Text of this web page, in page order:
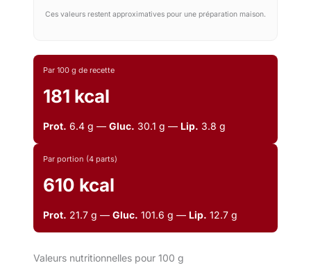
Ces valeurs restent approximatives pour une préparation maison.
Par 100 g de recette
181 kcal
Prot. 6.4 g — Gluc. 30.1 g — Lip. 3.8 g
Par portion (4 parts)
610 kcal
Prot. 21.7 g — Gluc. 101.6 g — Lip. 12.7 g
Valeurs nutritionnelles pour 100 g